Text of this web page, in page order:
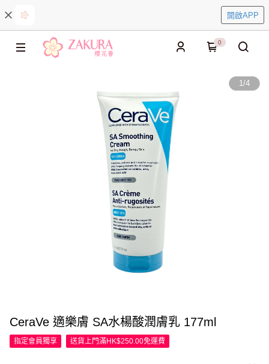
開啟APP
0
1/4
CeraVe 適樂膚 SA水楊酸潤膚乳 177ml
指定會員獨享 送貨上門滿HK$250.00免運費